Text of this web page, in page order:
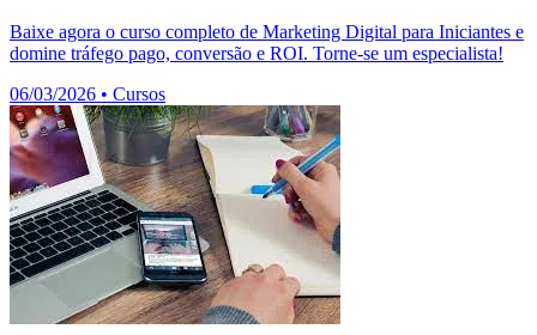
Baixe agora o curso completo de Marketing Digital para Iniciantes e
domine tráfego pago, conversão e ROI. Torne-se um especialista!
06/03/2026 • Cursos